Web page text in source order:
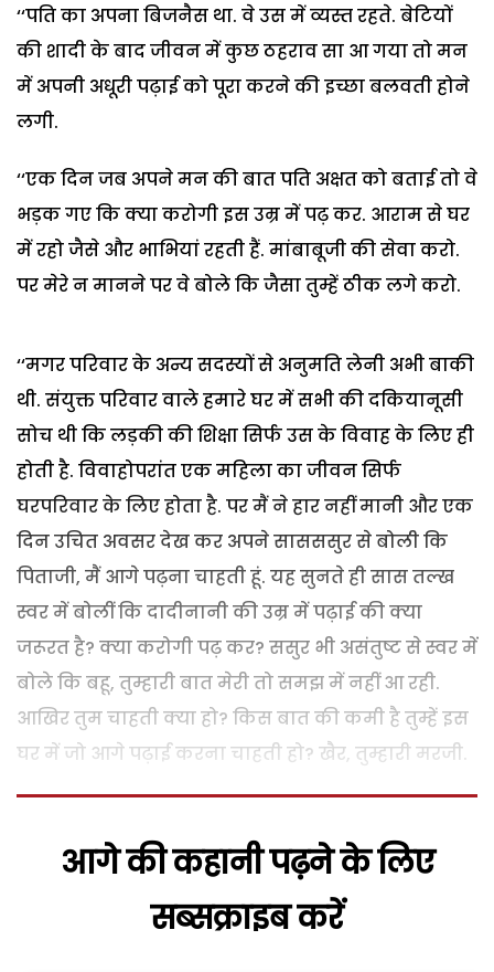
‘‘पति का अपना बिजनैस था. वे उस में व्यस्त रहते. बेटियों
की शादी के बाद जीवन में कुछ ठहराव सा आ गया तो मन
में अपनी अधूरी पढ़ाई को पूरा करने की इच्छा बलवती होने
लगी.
‘‘एक दिन जब अपने मन की बात पति अक्षत को बताई तो वे
भड़क गए कि क्या करोगी इस उम्र में पढ़ कर. आराम से घर
में रहो जैसे और भाभियां रहती हैं. मांबाबूजी की सेवा करो.
पर मेरे न मानने पर वे बोले कि जैसा तुम्हें ठीक लगे करो.
‘‘मगर परिवार के अन्य सदस्यों से अनुमति लेनी अभी बाकी
थी. संयुक्त परिवार वाले हमारे घर में सभी की दकियानूसी
सोच थी कि लड़की की शिक्षा सिर्फ उस के विवाह के लिए ही
होती है. विवाहोपरांत एक महिला का जीवन सिर्फ
घरपरिवार के लिए होता है. पर मैं ने हार नहीं मानी और एक
दिन उचित अवसर देख कर अपने सासससुर से बोली कि
पिताजी, मैं आगे पढ़ना चाहती हूं. यह सुनते ही सास तल्ख
स्वर में बोलीं कि दादीनानी की उम्र में पढ़ाई की क्या
जरूरत है? क्या करोगी पढ़ कर? ससुर भी असंतुष्ट से स्वर में
बोले कि बहू, तुम्हारी बात मेरी तो समझ में नहीं आ रही.
आखिर तुम चाहती क्या हो? किस बात की कमी है तुम्हें इस
घर में जो आगे पढ़ाई करना चाहती हो? खैर, तुम्हारी मरजी.
आगे की कहानी पढ़ने के लिए
सब्सक्राइब करें